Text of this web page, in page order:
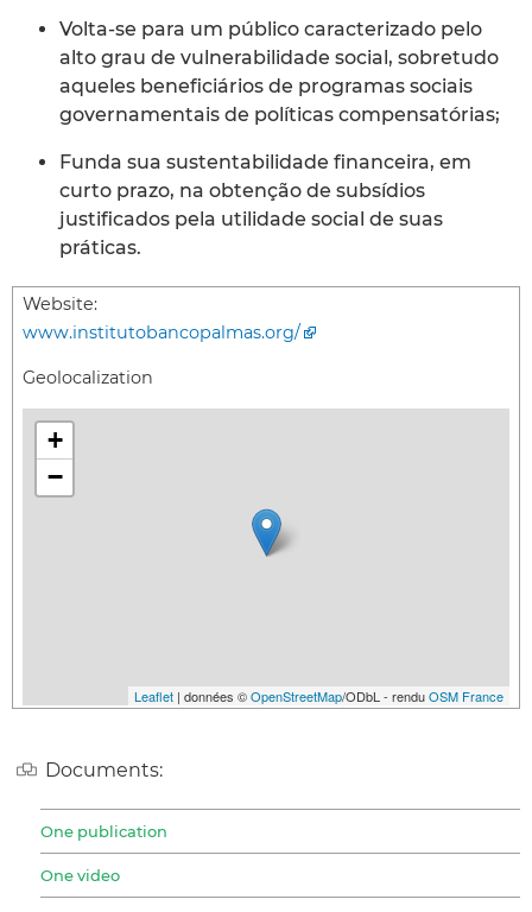
Volta-se para um público caracterizado pelo
alto grau de vulnerabilidade social, sobretudo
aqueles beneficiários de programas sociais
governamentais de políticas compensatórias;
Funda sua sustentabilidade financeira, em
curto prazo, na obtenção de subsídios
justificados pela utilidade social de suas
práticas.
Website:
www.institutobancopalmas.org/
Geolocalization
+
−
Leaflet | données ©OpenStreetMap/ODbL - renduOSM France
Documents:
One publication
One video